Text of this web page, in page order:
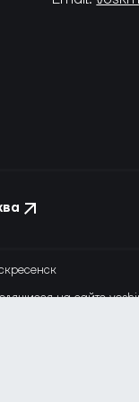
на сайте